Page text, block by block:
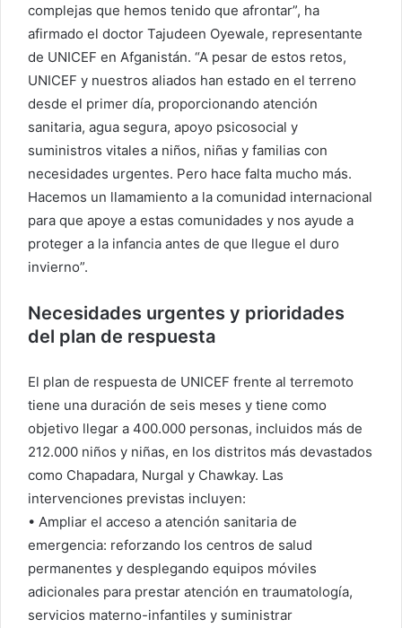
complejas que hemos tenido que afrontar”, ha
afirmado el doctor Tajudeen Oyewale, representante
de UNICEF en Afganistán. “A pesar de estos retos,
UNICEF y nuestros aliados han estado en el terreno
desde el primer día, proporcionando atención
sanitaria, agua segura, apoyo psicosocial y
suministros vitales a niños, niñas y familias con
necesidades urgentes. Pero hace falta mucho más.
Hacemos un llamamiento a la comunidad internacional
para que apoye a estas comunidades y nos ayude a
proteger a la infancia antes de que llegue el duro
invierno”.
Necesidades urgentes y prioridades
del plan de respuesta
El plan de respuesta de UNICEF frente al terremoto
tiene una duración de seis meses y tiene como
objetivo llegar a 400.000 personas, incluidos más de
212.000 niños y niñas, en los distritos más devastados
como Chapadara, Nurgal y Chawkay. Las
intervenciones previstas incluyen:
• Ampliar el acceso a atención sanitaria de
emergencia: reforzando los centros de salud
permanentes y desplegando equipos móviles
adicionales para prestar atención en traumatología,
servicios materno-infantiles y suministrar